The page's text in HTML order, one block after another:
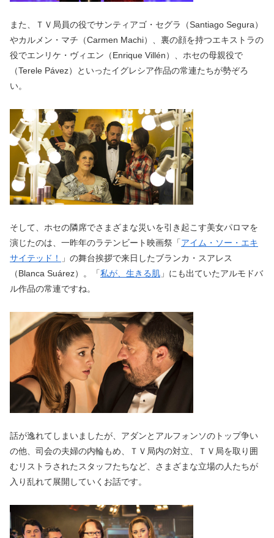
また、ＴＶ局員の役でサンティアゴ・セグラ（Santiago Segura）
やカルメン・マチ（Carmen Machi）、裏の顔を持つエキストラの
役でエンリケ・ヴィエン（Enrique Villén）、ホセの母親役で
（Terele Pávez）といったイグレシア作品の常連たちが勢ぞろ
い。
そして、ホセの隣席でさまざまな災いを引き起こす美女パロマを
演じたのは、一昨年のラテンビート映画祭「アイム・ソー・エキ
サイテッド！
」の舞台挨拶で来日したブランカ・スアレス
（Blanca Suárez）。「私が、生きる肌 」にも出ていたアルモドバ
ル作品の常連ですね。
話が逸れてしまいましたが、アダンとアルフォンソのトップ争い
の他、司会の夫婦の内輪もめ、ＴＶ局内の対立、ＴＶ局を取り囲
むリストラされたスタッフたちなど、さまざまな立場の人たちが
入り乱れて展開していくお話です。